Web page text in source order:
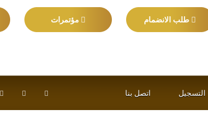
طلب الانضمام مؤتمرات
التسجيل اتصل بنا